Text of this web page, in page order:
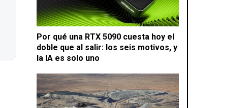
Por qué una RTX 5090 cuesta hoy el
doble que al salir: los seis motivos, y
la IA es solo uno